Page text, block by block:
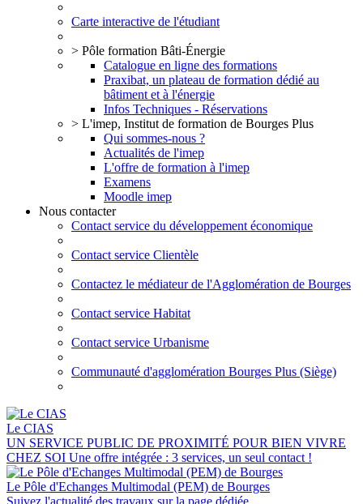
Carte interactive de l'étudiant
> Pôle formation Bâti-Énergie
Catalogue en ligne des formations
Praxibat, un plateau de formation dédié au
bâtiment et à l'énergie
Infos Techniques - Réservations
> L'imep, Institut de formation de Bourges Plus
Qui sommes-nous ?
Actualités de l'imep
L'offre de formation à l'imep
Examens
Moodle imep
Nous contacter
Contact service du développement économique
Contact service Clientèle
Contactez le médiateur de l'Agglomération de Bourges
Contact service Habitat
Contact service Urbanisme
Communauté d'agglomération Bourges Plus (Siège)
Le CIAS
UN SERVICE PUBLIC DE PROXIMITÉ POUR BIEN VIVRE
CHEZ SOI Une offre intégrée : 3 services, un seul contact !
Le Pôle d'Echanges Multimodal (PEM) de Bourges
Suivez l'actualité des travaux sur la page dédiée